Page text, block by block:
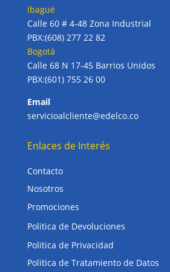
Ibagué
Calle 60 # 4-48 Zona Industrial
PBX:(608) 277 22 82
Bogotá
Calle 68 N 17-45 Barrios Unidos
PBX:(601) 755 26 00
Email
servicioalcliente@edelco.co
Enlaces de Interés
Contacto
Nosotros
Promociones
Politica de Devoluciones
Politica de Privacidad
Politica de Tratamiento de Datos